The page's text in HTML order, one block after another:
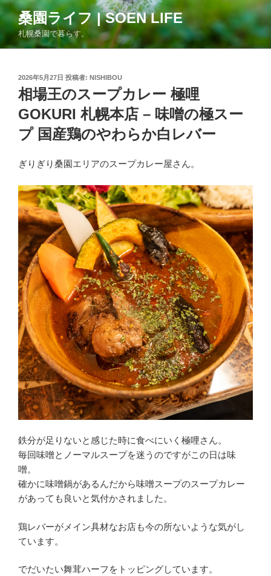
コ
ン
テ
ン
桑園ライフ | SOEN LIFE
札幌桑園で暮らす。
投
稿
日:
2026年5月27日 投稿者: NISHIBOU
相場王のスープカレー 極哩
GOKURI 札幌本店 – 味噌の極スー
プ 国産鶏のやわらか白レバー
ぎりぎり桑園エリアのスープカレー屋さん。
鉄分が足りないと感じた時に食べにいく極哩さん。
毎回味噌とノーマルスープを迷うのですがこの日は味
噌。
確かに味噌鍋があるんだから味噌スープのスープカレー
があっても良いと気付かされました。
鶏レバーがメイン具材なお店も今の所ないような気がし
ています。
でだいたい舞茸ハーフをトッピングしています。